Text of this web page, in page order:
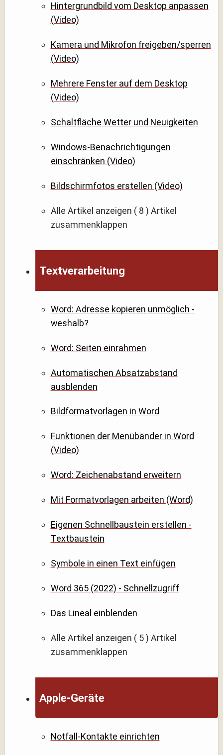
Hintergrundbild vom Desktop anpassen
(Video)
Kamera und Mikrofon freigeben/sperren
(Video)
Mehrere Fenster auf dem Desktop
(Video)
Schaltfläche Wetter und Neuigkeiten
Windows-Benachrichtigungen
einschränken (Video)
Bildschirmfotos erstellen (Video)
Alle Artikel anzeigen ( 8 ) Artikel
zusammenklappen
Textverarbeitung
Word: Adresse kopieren unmöglich -
weshalb?
Word: Seiten einrahmen
Automatischen Absatzabstand
ausblenden
Bildformatvorlagen in Word
Funktionen der Menübänder in Word
(Video)
Word: Zeichenabstand erweitern
Mit Formatvorlagen arbeiten (Word)
Eigenen Schnellbaustein erstellen -
Textbaustein
Symbole in einen Text einfügen
Word 365 (2022) - Schnellzugriff
Das Lineal einblenden
Alle Artikel anzeigen ( 5 ) Artikel
zusammenklappen
Apple-Geräte
Notfall-Kontakte einrichten